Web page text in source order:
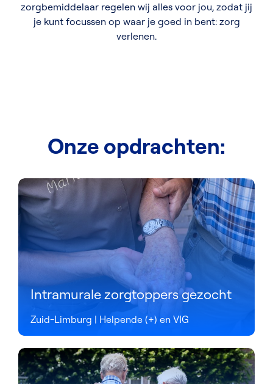
zorgbemiddelaar regelen wij alles voor jou, zodat jij
je kunt focussen op waar je goed in bent: zorg
verlenen.
Onze opdrachten:
Intramurale zorgtoppers gezocht
Zuid-Limburg | Helpende (+) en VIG